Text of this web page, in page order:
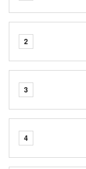
2
3
4